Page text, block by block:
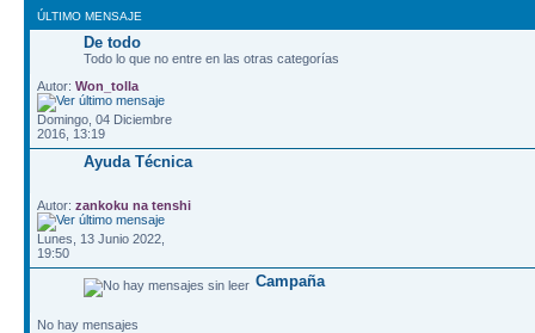
ÚLTIMO MENSAJE
De todo
Todo lo que no entre en las otras categorías
Autor: Won_tolla
Domingo, 04 Diciembre
2016, 13:19
Ayuda Técnica
Autor: zankoku na tenshi
Lunes, 13 Junio 2022,
19:50
Campaña
No hay mensajes